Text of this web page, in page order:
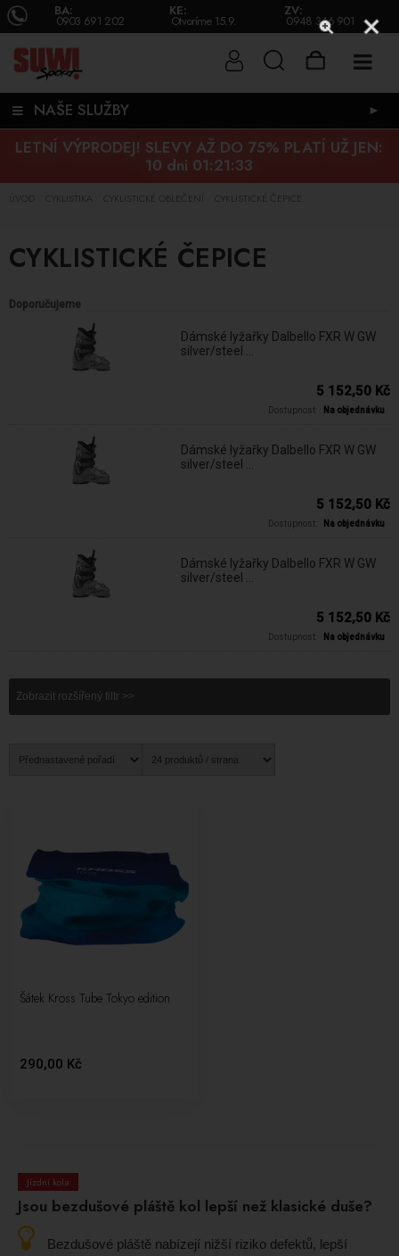
BA:
0903 691 202
KE:
Otvoríme 15.9.
ZV:
0948 346 901
NAŠE SLUŽBY ►
LETNÍ VÝPRODEJ! SLEVY AŽ DO 75% PLATÍ UŽ JEN:
10 dni 01:21:33
ÚVOD CYKLISTIKA CYKLISTICKÉ OBLEČENÍ CYKLISTICKÉ ČEPICE
CYKLISTICKÉ ČEPICE
Doporučujeme
Dámské lyžařky Dalbello FXR W GW
silver/steel ...
5 152,50 Kč
Dostupnost: Na objednávku
Dámské lyžařky Dalbello FXR W GW
silver/steel ...
5 152,50 Kč
Dostupnost: Na objednávku
Dámské lyžařky Dalbello FXR W GW
silver/steel ...
5 152,50 Kč
Dostupnost: Na objednávku
Zobrazit rozšířený filtr >>
Šátek Kross Tube Tokyo edition
290,00 Kč
Jízdní kola
Jsou bezdušové pláště kol lepší než klasické duše?
Bezdušové pláště nabízejí nižší riziko defektů, lepší